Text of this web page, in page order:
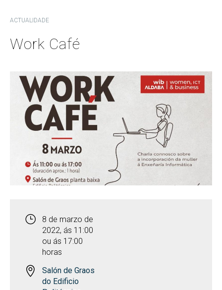
ACTUALIDADE
Work Café
8 de marzo de
2022, ás 11:00
ou ás 17:00
horas
Salón de Graos
do Edificio